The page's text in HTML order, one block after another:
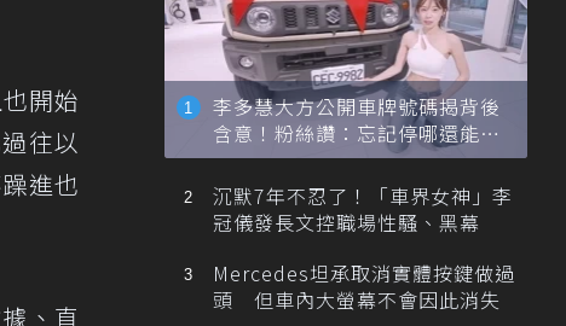
開始
往以
進也
、直
李多慧大方公開車牌號碼揭背後
含意！粉絲讚：忘記停哪還能幫
忙找車
沉默7年不忍了！「車界女神」李
冠儀發長文控職場性騷、黑幕
Mercedes坦承取消實體按鍵做過
頭 但車內大螢幕不會因此消失